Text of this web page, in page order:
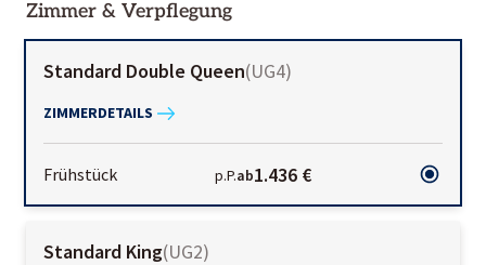
Zimmer & Verpflegung
Standard Double Queen(UG4)
ZIMMERDETAILS
Frühstück p.P.ab1.436 €
Standard King(UG2)